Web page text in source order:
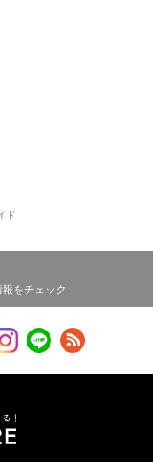
ド
をチェック